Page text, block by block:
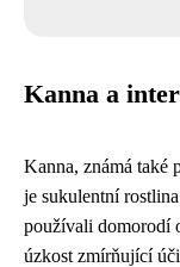
Kanna a
Kanna, známá také
je sukulentní
používali domorodí
úzkost zmírňující